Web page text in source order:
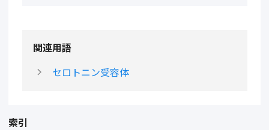
関連用語
セロトニン受容体
索引